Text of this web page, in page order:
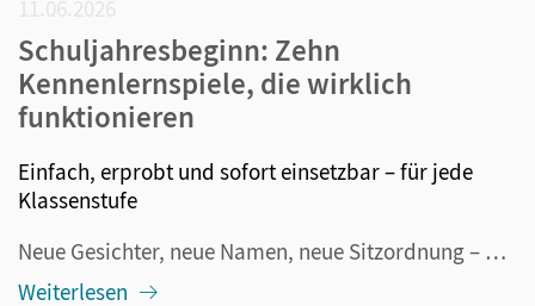
Schuljahresbeginn: Zehn
Kennenlernspiele, die wirklich
funktionieren
Einfach, erprobt und sofort einsetzbar – für jede
Klassenstufe
Neue Gesichter, neue Namen, neue Sitzordnung – und mittendrin dreißig Kinder oder Jugendliche, die zwischen Neugier und Nervosität schwanken. Der Schuljahresbeginn ist für alle Beteiligten aufregend. Und genau deshalb lohnt es sich, die ersten Stunden nicht dem Zufall zu überlassen. Kennenlernspiele...
Weiterlesen